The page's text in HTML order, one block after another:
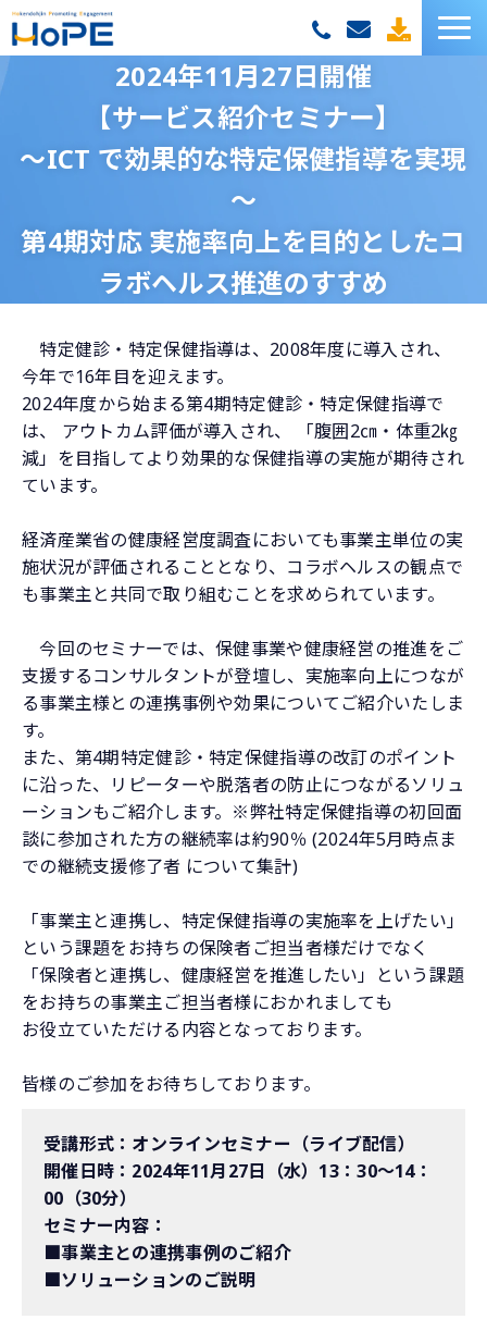
HoPEサービス一覧
お客様の声
2024年11月27日開催
【サービス紹介セミナー】
～ICT で効果的な特定保健指導を実現
～
第4期対応 実施率向上を目的としたコ
ラボヘルス推進のすすめ
特定健診・特定保健指導は、2008年度に導入され、
今年で16年目を迎えます。
2024年度から始まる第4期特定健診・特定保健指導で
は、 アウトカム評価が導入され、 「腹囲2㎝・体重2㎏
減」を目指してより効果的な保健指導の実施が期待され
ています。
経済産業省の健康経営度調査においても事業主単位の実
施状況が評価されることとなり、コラボヘルスの観点で
も事業主と共同で取り組むことを求められています。
今回のセミナーでは、保健事業や健康経営の推進をご
支援するコンサルタントが登壇し、実施率向上につなが
る事業主様との連携事例や効果についてご紹介いたしま
す。
また、第4期特定健診・特定保健指導の改訂のポイント
に沿った、リピーターや脱落者の防止につながるソリュ
ーションもご紹介します。※弊社特定保健指導の初回面
談に参加された方の継続率は約90％ (2024年5月時点ま
での継続支援修了者 について集計)
「事業主と連携し、特定保健指導の実施率を上げたい」
という課題をお持ちの保険者ご担当者様だけでなく
「保険者と連携し、健康経営を推進したい」という課題
をお持ちの事業主ご担当者様におかれましても
お役立ていただける内容となっております。
皆様のご参加をお待ちしております。
受講形式：オンラインセミナー（ライブ配信）
開催日時：2024年11月27日（水）13：30～14：
00（30分）
セミナー内容：
■事業主との連携事例のご紹介
■ソリューションのご説明